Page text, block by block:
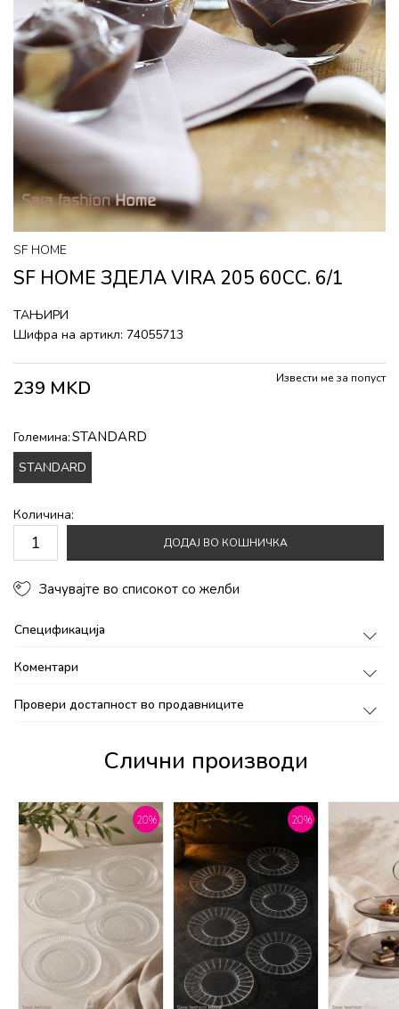
SF HOME
SF HOME ЗДЕЛА VIRA 205 60CC. 6/1
ТАЊИРИ
Шифра на артикл: 74055713
239 MKD Извести ме за попуст
Големина:STANDARD
STANDARD
Количина:
ДОДАЈ ВО КОШНИЧКА
Зачувајте во списокот со желби
Спецификација
Коментари
Провери достапност во продавниците
Слични производи
20% 20%